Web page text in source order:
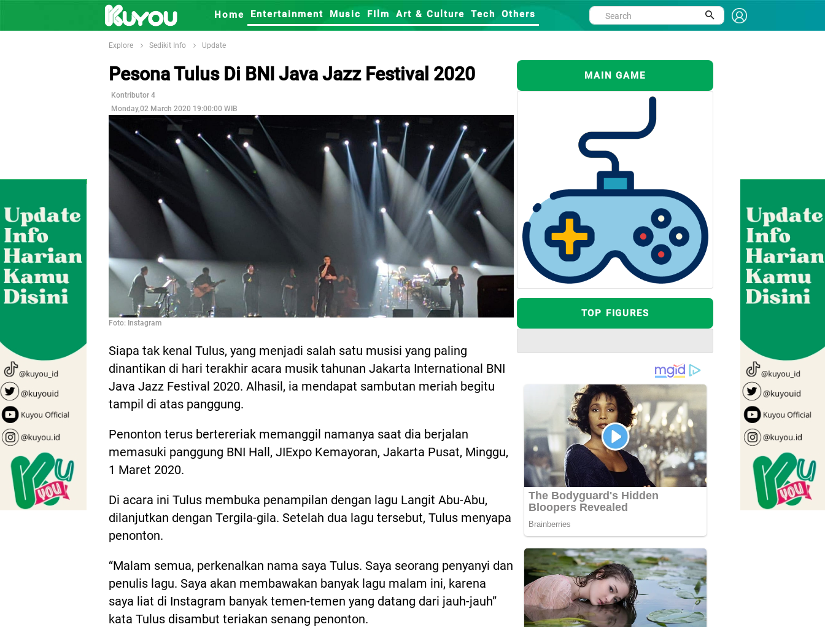
Home Entertainment Music FIlm Art & Culture Tech Others
Explore Sedikit Info Update
Pesona Tulus Di BNI Java Jazz Festival 2020
Kontributor 4
Monday,02 March 2020 19:00:00 WIB
Foto: Instagram
Siapa tak kenal Tulus, yang menjadi salah satu musisi yang paling
dinantikan di hari terakhir acara musik tahunan Jakarta International BNI
Java Jazz Festival 2020. Alhasil, ia mendapat sambutan meriah begitu
tampil di atas panggung.
Penonton terus bertereriak memanggil namanya saat dia berjalan
memasuki panggung BNI Hall, JIExpo Kemayoran, Jakarta Pusat, Minggu,
1 Maret 2020.
Di acara ini Tulus membuka penampilan dengan lagu Langit Abu-Abu,
dilanjutkan dengan Tergila-gila. Setelah dua lagu tersebut, Tulus menyapa
penonton.
“Malam semua, perkenalkan nama saya Tulus. Saya seorang penyanyi dan
penulis lagu. Saya akan membawakan banyak lagu malam ini, karena
saya liat di Instagram banyak temen-temen yang datang dari jauh-jauh”
kata Tulus disambut teriakan senang penonton.
MAIN GAME
TOP FIGURES